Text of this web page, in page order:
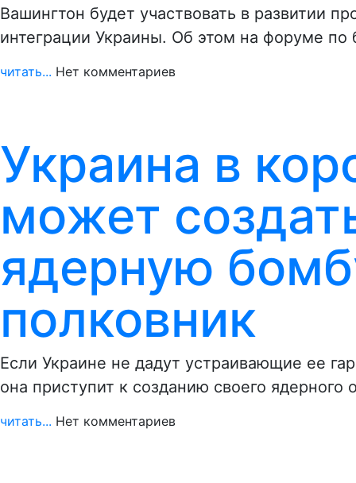
Вашингтон будет участвовать в развитии
интеграции Украины. Об этом на форуме по
читать... Нет комментариев
Украина в
может
ядерную
полковник
Если Украине не дадут устраивающие ее
она приступит к созданию своего ядерного
читать... Нет комментариев